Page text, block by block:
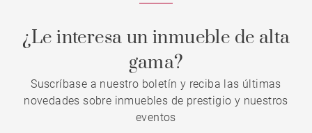
¿Le interesa un inmueble de alta
gama?
Suscríbase a nuestro boletín y reciba las últimas
novedades sobre inmuebles de prestigio y nuestros
eventos